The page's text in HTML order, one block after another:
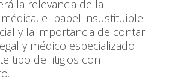
la relevancia de la
el papel insustituible
y la importancia de contar
y médico especializado
tipo de litigios con